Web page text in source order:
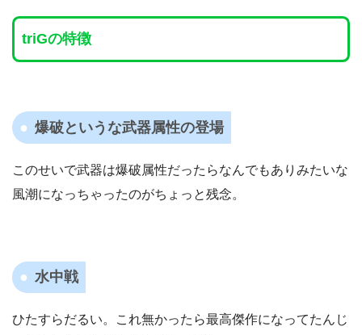
triGの特徴
爆破というな武器属性の登場
このせいで武器は爆破属性だったらなんでもありみたいな
風潮になっちゃったのがちょっと残念。
水中戦
ひたすらだるい。これ無かったら最高傑作になってたんじ